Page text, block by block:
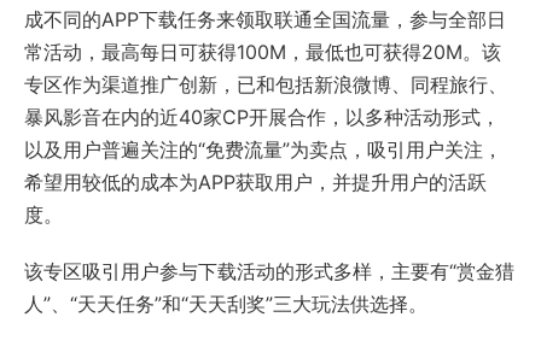
成不同的APP下载任务来领取联通全国流量，参与全部日
常活动，最高每日可获得100M，最低也可获得20M。该
专区作为渠道推广创新，已和包括新浪微博、同程旅行、
暴风影音在内的近40家CP开展合作，以多种活动形式，
以及用户普遍关注的“免费流量”为卖点，吸引用户关注，
希望用较低的成本为APP获取用户，并提升用户的活跃
度。
该专区吸引用户参与下载活动的形式多样，主要有“赏金猎
人”、“天天任务”和“天天刮奖”三大玩法供选择。